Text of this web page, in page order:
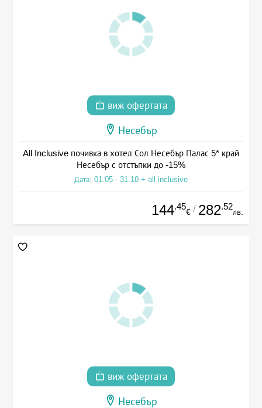
виж офертата
Несебър
All Inclusive почивка в хотел Сол Несебър Палас 5* край
Несебър с отстъпки до -15%
Дата: 01.05 - 31.10 + all inclusive
144.45
€ / 282.52
лв.
виж офертата
Несебър